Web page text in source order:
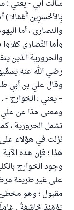
سألت أبي - يعني :
بِالأخْسَرِينَ أَعْمَالا )
والنصارى ، أما
وأما النَّصارى
والحرورية الذين
رضي الله عنه
وقال علي بن أبي
– يعني : الخوارج - .
ومعنى هذا عن علي
تشمل الحرورية ،
نزلت في هؤلاء
هذا ؛ فإن هذه
وجود الخوارج
على غير طريقة
مقبول ؛ وهو مخطئ